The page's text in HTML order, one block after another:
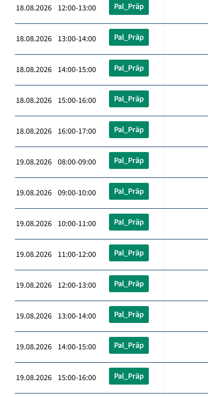
18.08.2026 12:00-13:00 Pal_Präp
18.08.2026 13:00-14:00 Pal_Präp
18.08.2026 14:00-15:00 Pal_Präp
18.08.2026 15:00-16:00 Pal_Präp
18.08.2026 16:00-17:00 Pal_Präp
19.08.2026 08:00-09:00 Pal_Präp
19.08.2026 09:00-10:00 Pal_Präp
19.08.2026 10:00-11:00 Pal_Präp
19.08.2026 11:00-12:00 Pal_Präp
19.08.2026 12:00-13:00 Pal_Präp
19.08.2026 13:00-14:00 Pal_Präp
19.08.2026 14:00-15:00 Pal_Präp
19.08.2026 15:00-16:00 Pal_Präp